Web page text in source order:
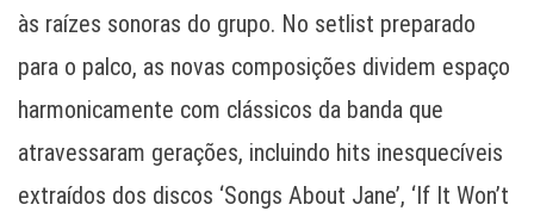
às raízes sonoras do grupo. No setlist preparado
para o palco, as novas composições dividem espaço
harmonicamente com clássicos da banda que
atravessaram gerações, incluindo hits inesquecíveis
extraídos dos discos ‘Songs About Jane’, ‘If It Won’t